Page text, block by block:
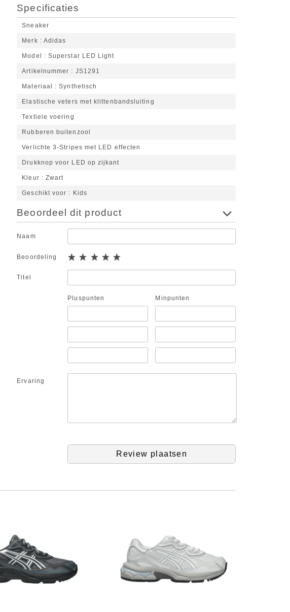
Specificaties
Sneaker
Merk Adidas
Model Superstar LED Light
Artikelnummer JS1291
Materiaal Synthetisch
Elastische veters met klittenbandsluiting
Textiele voering
Rubberen buitenzool
Verlichte 3-Stripes met LED effecten
Drukknop voor LED op zijkant
Kleur Zwart
Geschikt voor Kids
Beoordeel dit product
Naam
Beoordeling
Titel
Pluspunten Minpunten
Ervaring
Review plaatsen